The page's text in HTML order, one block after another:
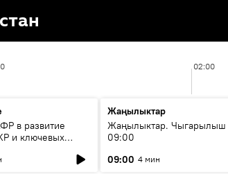
02:00
в развитие
и ключевых
Жаңылыктар
Жаңылыктар. Чыгарылыш
09:00
09:00 4 мин